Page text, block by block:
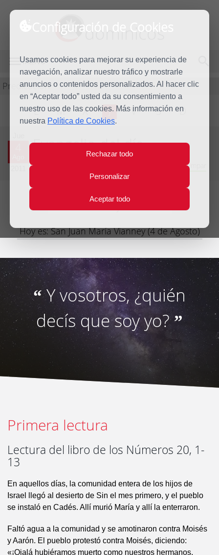
Configuración de Cookies
Usamos cookies para mejorar su experiencia de
navegación, analizar nuestro tráfico y mostrarle
anuncios o contenidos personalizados. Al hacer clic
en “Aceptar todo” usted da su consentimiento a
nuestro uso de las cookies. Más información en
nuestra Política de Cookies.
Rechazar todo
Personalizar
Aceptar todo
dominicos
MENÚ
Predicación
L M X J V S D
Evangelio del día
Decimoctava semana del Tiempo Ordinario - Año Impar
Lecturas del día y comentario
Hoy es: San Juan María Vianney (4 de Agosto)
“Y vosotros, ¿quién
decís que soy yo?”
Primera lectura
Lectura del libro de los Números 20, 1-
13
En aquellos días, la comunidad entera de los hijos de
Israel llegó al desierto de Sin el mes primero, y el pueblo
se instaló en Cadés. Allí murió María y allí la enterraron.
Faltó agua a la comunidad y se amotinaron contra Moisés
y Aarón. El pueblo protestó contra Moisés, diciendo:
«¡Ojalá hubiéramos muerto como nuestros hermanos,